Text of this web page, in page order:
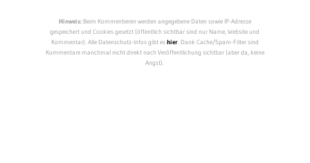
Hinweis:Beim Kommentieren werden angegebene Daten sowie IP-Adresse
gespeichert und Cookies gesetzt (öffentlich sichtbar sind nur Name, Website und
Kommentar). Alle Datenschutz-Infos gibt eshier. Dank Cache/Spam-Filter sind
Kommentare manchmal nicht direkt nach Veröffentlichung sichtbar (aber da, keine
Angst).